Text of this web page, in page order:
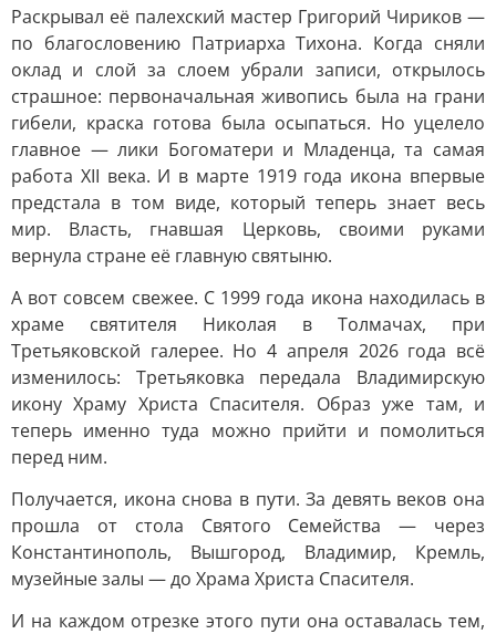
Раскрывал её палехский мастер Григорий Чириков —
по благословению Патриарха Тихона. Когда сняли
оклад и слой за слоем убрали записи, открылось
страшное: первоначальная живопись была на грани
гибели, краска готова была осыпаться. Но уцелело
главное — лики Богоматери и Младенца, та самая
работа XII века. И в марте 1919 года икона впервые
предстала в том виде, который теперь знает весь
мир. Власть, гнавшая Церковь, своими руками
вернула стране её главную святыню.
А вот совсем свежее. С 1999 года икона находилась в
храме святителя Николая в Толмачах, при
Третьяковской галерее. Но 4 апреля 2026 года всё
изменилось: Третьяковка передала Владимирскую
икону Храму Христа Спасителя. Образ уже там, и
теперь именно туда можно прийти и помолиться
перед ним.
Получается, икона снова в пути. За девять веков она
прошла от стола Святого Семейства — через
Константинополь, Вышгород, Владимир, Кремль,
музейные залы — до Храма Христа Спасителя.
И на каждом отрезке этого пути она оставалась тем,